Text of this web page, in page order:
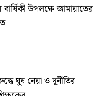
উপলক্ষে জামায়াতের
ঘুষ নেয়া ও দূর্নীতির